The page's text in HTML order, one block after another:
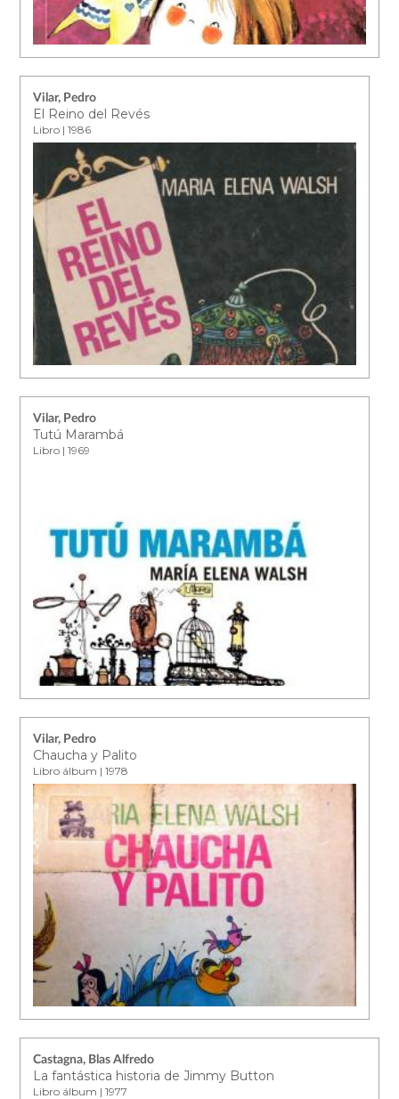
Vilar, Pedro
El Reino del Revés
Libro | 1986
Vilar, Pedro
Tutú Marambá
Libro | 1969
Vilar, Pedro
Chaucha y Palito
Libro álbum | 1978
Castagna, Blas Alfredo
La fantástica historia de Jimmy Button
Libro álbum | 1977